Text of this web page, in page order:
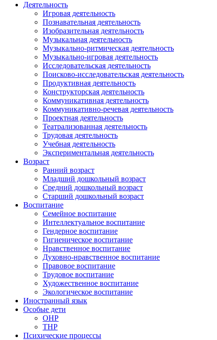
Деятельность
Игровая деятельность
Познавательная деятельность
Изобразительная деятельность
Музыкальная деятельность
Музыкально-ритмическая деятельность
Музыкально-игровая деятельность
Исследовательская деятельность
Поисково-исследовательская деятельность
Продуктивная деятельность
Конструкторская деятельность
Коммуникативная деятельность
Коммуникативно-речевая деятельность
Проектная деятельность
Театрализованная деятельность
Трудовая деятельность
Учебная деятельность
Экспериментальная деятельность
Возраст
Ранний возраст
Младший дошкольный возраст
Средний дошкольный возраст
Старший дошкольный возраст
Воспитание
Семейное воспитание
Интеллектуальное воспитание
Гендерное воспитание
Гигиеническое воспитание
Нравственное воспитание
Духовно-нравственное воспитание
Правовое воспитание
Трудовое воспитание
Художественное воспитание
Экологическое воспитание
Иностранный язык
Особые дети
ОНР
ТНР
Психические процессы